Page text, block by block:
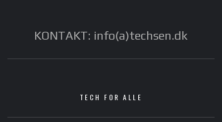
KONTAKT: info(a)techsen.dk
TECH FOR ALLE